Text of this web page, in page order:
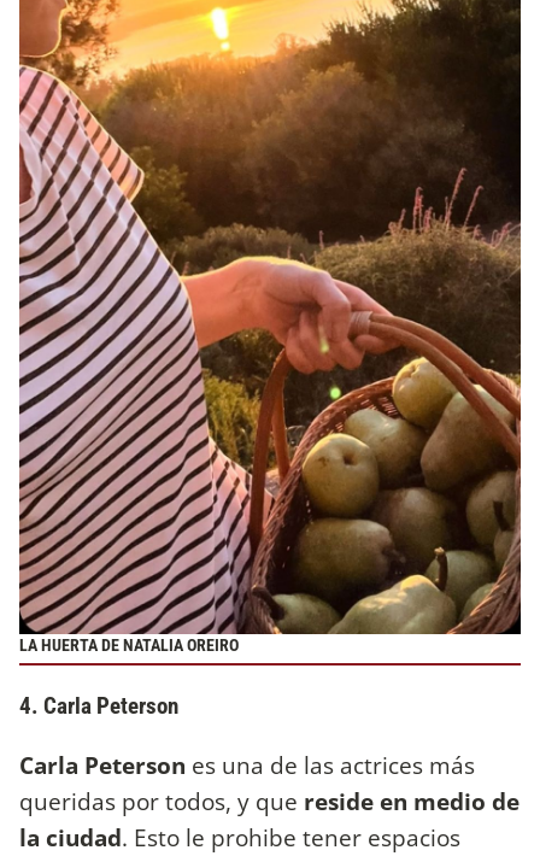
LA HUERTA DE NATALIA OREIRO
4. Carla Peterson
Carla Peterson es una de las actrices más
queridas por todos, y que reside en medio de
la ciudad. Esto le prohibe tener espacios